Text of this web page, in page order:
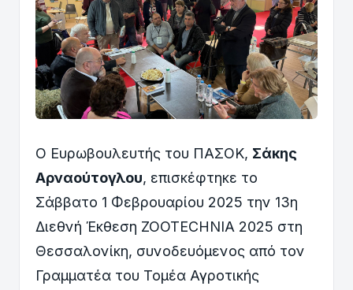
Ο Ευρωβουλευτής του ΠΑΣΟΚ, Σάκης
Αρναούτογλου, επισκέφτηκε το
Σάββατο 1 Φεβρουαρίου 2025 την 13η
Διεθνή Έκθεση ZOOTECHNIA 2025 στη
Θεσσαλονίκη, συνοδευόμενος από τον
Γραμματέα του Τομέα Αγροτικής